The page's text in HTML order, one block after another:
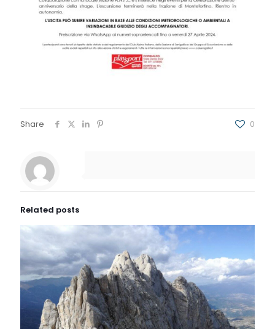
Share 0
Related posts